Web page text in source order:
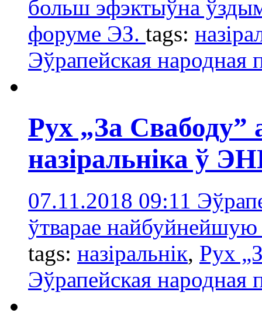
больш эфэктыўна
форуме ЭЗ. tags:
Эўрапейская народная
Рух „За Свабоду”
назіральніка ў
07.11.2018 09:11
ўтварае
tags: назіральнік, Рух
Эўрапейская народная